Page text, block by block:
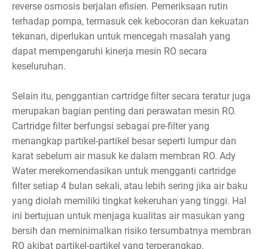
reverse osmosis berjalan efisien. Pemeriksaan rutin
terhadap pompa, termasuk cek kebocoran dan kekuatan
tekanan, diperlukan untuk mencegah masalah yang
dapat mempengaruhi kinerja mesin RO secara
keseluruhan.
Selain itu, penggantian cartridge filter secara teratur juga
merupakan bagian penting dari perawatan mesin RO.
Cartridge filter berfungsi sebagai pre-filter yang
menangkap partikel-partikel besar seperti lumpur dan
karat sebelum air masuk ke dalam membran RO. Ady
Water merekomendasikan untuk mengganti cartridge
filter setiap 4 bulan sekali, atau lebih sering jika air baku
yang diolah memiliki tingkat kekeruhan yang tinggi. Hal
ini bertujuan untuk menjaga kualitas air masukan yang
bersih dan meminimalkan risiko tersumbatnya membran
RO akibat partikel-partikel yang terperangkap.